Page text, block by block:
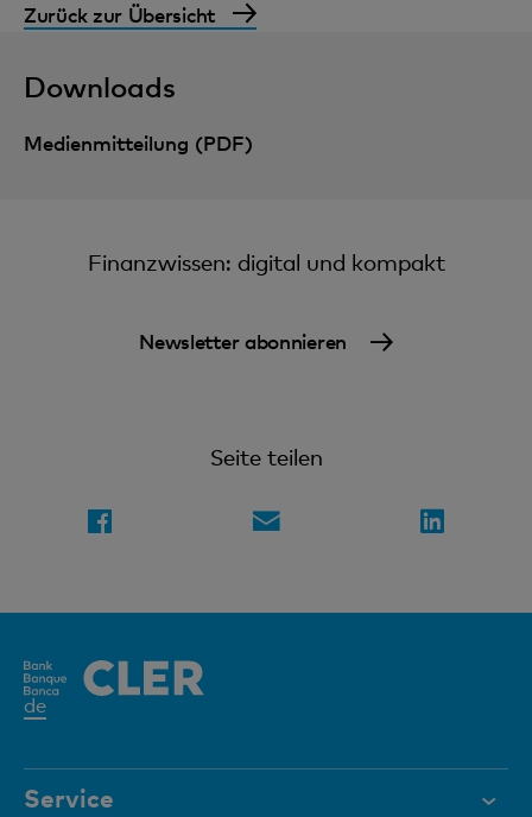
Zurück zur Übersicht
Downloads
Medienmitteilung (PDF)
Finanzwissen: digital und kompakt
Newsletter abonnieren
Seite teilen
deAktives
Service